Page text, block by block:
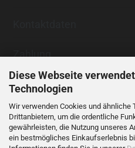
Diese Webseite
Technologien
Wir verwenden Cookies und ähnliche
Drittanbietern, um die ordentliche
gewährleisten, die Nutzung unseres
ein bestmögliches Einkaufserlebnis
Zahlung
Vertrag